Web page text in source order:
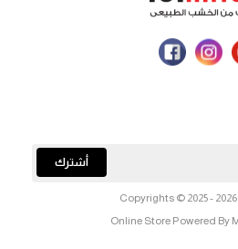
أشترك
Copyrights © 2025 -
Online Store Powered By